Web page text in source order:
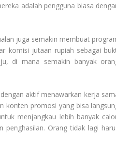
adalah pengguna biasa
juga semakin membuat
komisi jutaan rupiah sebagai
di mana semakin banyak
aktif menawarkan kerja
konten promosi yang bisa
menjangkau lebih banyak
penghasilan. Orang tidak lagi